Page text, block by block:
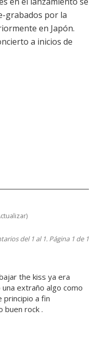
grabados por la
en Japón.
a inicios de
)
del 1 al 1. Página 1 de 1
the kiss ya era
extraño algo como
principio a fin
buen rock .